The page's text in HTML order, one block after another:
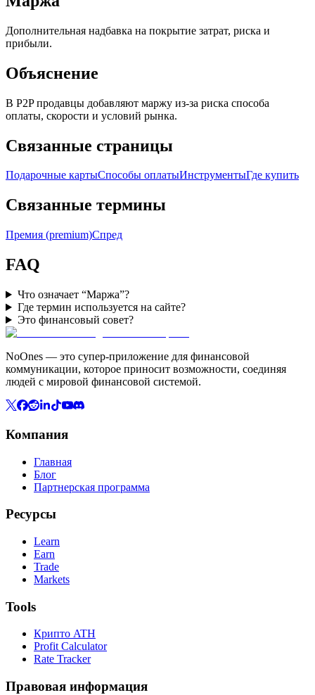
Дополнительная надбавка на покрытие затрат, риска и
прибыли.
Объяснение
В P2P продавцы добавляют маржу из-за риска способа
оплаты, скорости и условий рынка.
Связанные страницы
Подарочные картыСпособы оплатыИнструментыГде купить
Связанные термины
Премия (premium)Спред
FAQ
Что означает “Маржа”?
Где термин используется на сайте?
Это финансовый совет?
NoOnes — это супер-приложение для финансовой
коммуникации, которое приносит возможности, соединяя
людей с мировой финансовой системой.
Компания
Главная
Блог
Партнерская программа
Ресурсы
Learn
Earn
Trade
Markets
Tools
Крипто ATH
Profit Calculator
Rate Tracker
Правовая информация